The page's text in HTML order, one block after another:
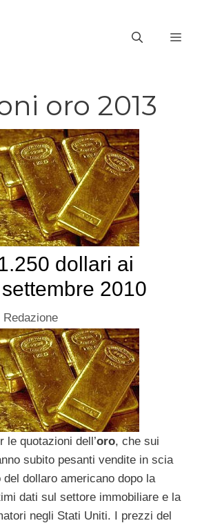
oro 2013
dollari ai
2010
Redazione
le quotazioni dell’oro, che sui
subito pesanti vendite in scia
del dollaro americano dopo la
dati sul settore immobiliare e la
negli Stati Uniti. I prezzi del